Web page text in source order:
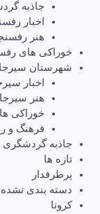
جاذبه
اخبار
هنر
خوراکی های
شهرستان
اخبار
هنر
خوراکی
فرهنگ و
جاذبه
تازه ها
پرطرفدار
دسته بندی نشده
کرونا